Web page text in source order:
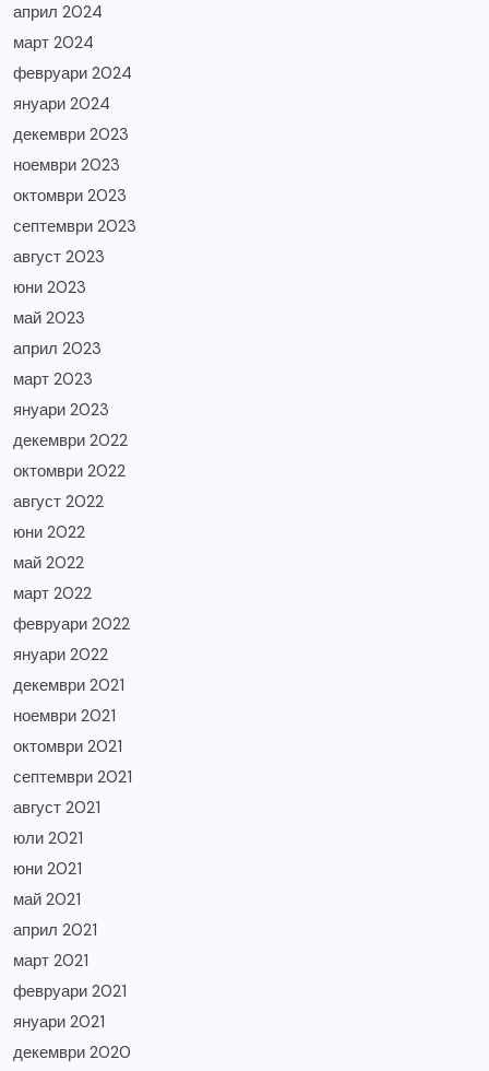
април 2024
март 2024
февруари 2024
януари 2024
декември 2023
ноември 2023
октомври 2023
септември 2023
август 2023
юни 2023
май 2023
април 2023
март 2023
януари 2023
декември 2022
октомври 2022
август 2022
юни 2022
май 2022
март 2022
февруари 2022
януари 2022
декември 2021
ноември 2021
октомври 2021
септември 2021
август 2021
юли 2021
юни 2021
май 2021
април 2021
март 2021
февруари 2021
януари 2021
декември 2020